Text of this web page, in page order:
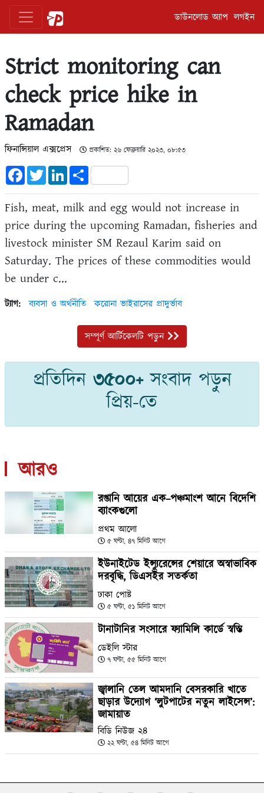
ডাউনলোড অ্যাপ লগইন
Strict monitoring can
check price hike in
Ramadan
ফিনান্সিয়াল এক্সপ্রেস প্রকাশিত: ২৬ ফেব্রুয়ারি ২০২৩, ০৮:৫৩
FacebookTwitterLinkedInShare
Fish, meat, milk and egg would not increase in
price during the upcoming Ramadan, fisheries and
livestock minister SM Rezaul Karim said on
Saturday. The prices of these commodities would
be under c...
ট্যাগ: ব্যবসা ও অর্থনীতি করোনা ভাইরাসের প্রাদুর্ভাব
সম্পূর্ণ আর্টিকেলটি পড়ুন
প্রতিদিন ৩৫০০+সংবাদ পড়ুন
প্রিয়-তে
আরও
রপ্তানি আয়ের এক–পঞ্চমাংশ আনে বিদেশি
ব্যাংকগুলো
প্রথম আলো
৫ ঘণ্টা, ৪৭ মিনিট আগে
ইউনাইটেড ইন্স্যুরেন্সের শেয়ারে অস্বাভাবিক
দরবৃদ্ধি, ডিএসইর সতর্কতা
ঢাকা পোষ্ট
৫ ঘণ্টা, ৫১ মিনিট আগে
টানাটানির সংসারে ফ্যামিলি কার্ডে স্বস্তি
ডেইলি স্টার
৭ ঘণ্টা, ৫৫ মিনিট আগে
জ্বালানি তেল আমদানি বেসরকারি খাতে
ছাড়ার উদ্যোগ ‘লুটপাটের নতুন লাইসেন্স’:
জামায়াত
বিডি নিউজ ২৪
২২ ঘণ্টা, ৫৪ মিনিট আগে